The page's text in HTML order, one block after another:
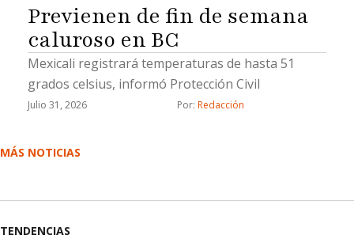
Previenen de fin de semana
caluroso en BC
Mexicali registrará temperaturas de hasta 51
grados celsius, informó Protección Civil
Julio 31, 2026 Por: Redacción
MÁS NOTICIAS
TENDENCIAS